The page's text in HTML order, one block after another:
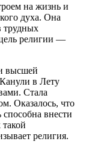
на жизнь и
духа. Она
трудных
религии —
высшей
в Лету
Стала
Оказалось, что
внести
религия.